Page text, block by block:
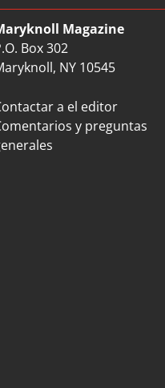
Magazine
Box 302
NY 10545
a el editor
y preguntas